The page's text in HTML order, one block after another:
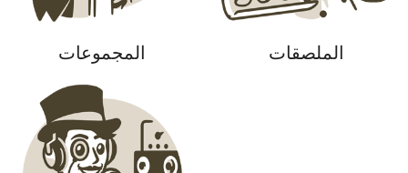
المجموعات الملصقات